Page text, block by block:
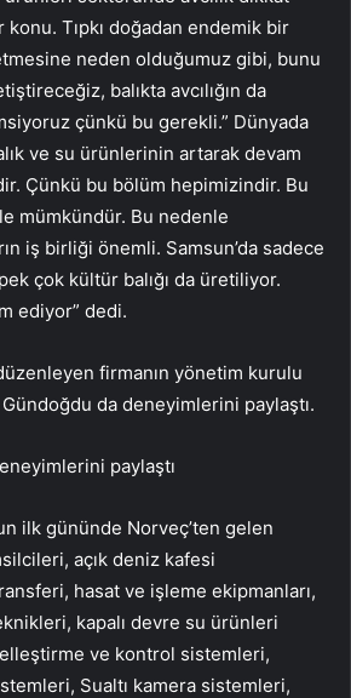
Tıpkı doğadan endemik bir
neden olduğumuz gibi, bunu
balıkta avcılığın da
çünkü bu gerekli.” Dünyada
ve su ürünlerinin artarak devam
Çünkü bu bölüm hepimizindir. Bu
mümkündür. Bu nedenle
iş birliği önemli. Samsun’da sadece
çok kültür balığı da üretiliyor.
ediyor” dedi.
firmanın yönetim kurulu
da deneyimlerini paylaştı.
paylaştı
ilk gününde Norveç’ten gelen
açık deniz kafesi
hasat ve işleme ekipmanları,
kapalı devre su ürünleri
ve kontrol sistemleri,
Sualtı kamera sistemleri,